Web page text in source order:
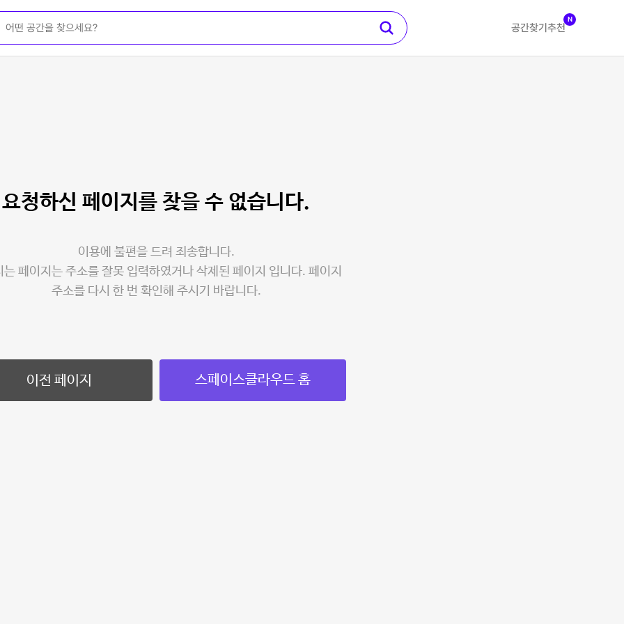
공간찾기 추천
N
요청하신 페이지를 찾을 수 없습니다.
이용에 불편을 드려 죄송합니다.
는 페이지는 주소를 잘못 입력하였거나 삭제된 페이지 입니다. 페이지
주소를 다시 한 번 확인해 주시기 바랍니다.
이전 페이지 스페이스클라우드 홈